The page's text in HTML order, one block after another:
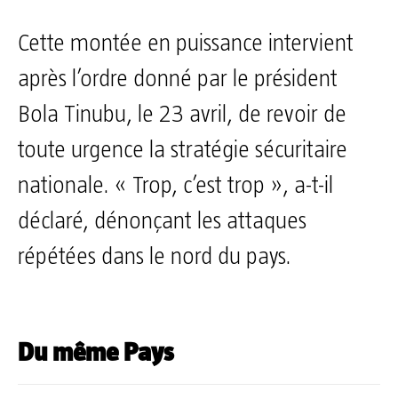
Cette montée en puissance intervient
après l’ordre donné par le président
Bola Tinubu, le 23 avril, de revoir de
toute urgence la stratégie sécuritaire
nationale. « Trop, c’est trop », a-t-il
déclaré, dénonçant les attaques
répétées dans le nord du pays.
Du même Pays